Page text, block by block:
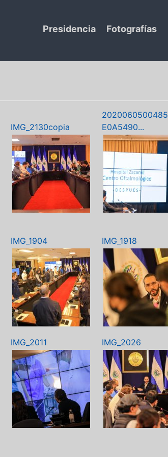
Presidencia Fotografías
IMG_2130copia
E0A5490...
IMG_1904 IMG_1918
IMG_2011 IMG_2026